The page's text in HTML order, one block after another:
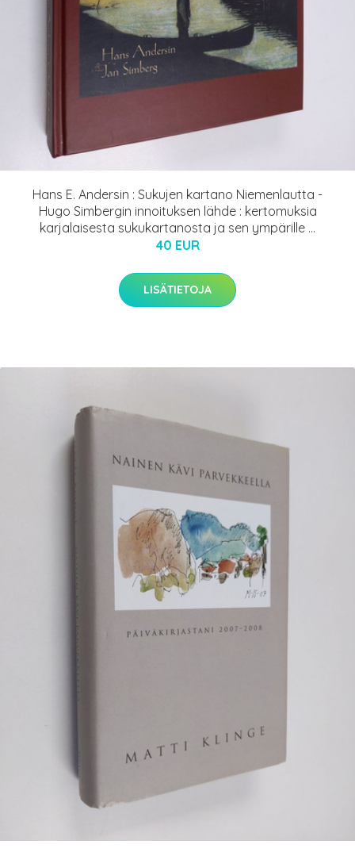
Hans E. Andersin : Sukujen kartano Niemenlautta -
Hugo Simbergin innoituksen lähde : kertomuksia
karjalaisesta sukukartanosta ja sen ympärille ...
40 EUR
LISÄTIETOJA